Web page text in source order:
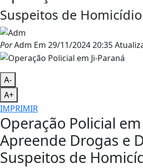
Suspeitos de
PorAdm Em 29/11/2024 20:35
A-
A+
IMPRIMIR
Operação Policial em
Apreende Drogas e
Suspeitos de